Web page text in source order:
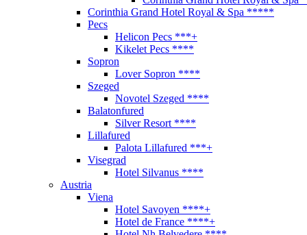
Corinthia Grand Hotel Royal & Spa *****
Pecs
Helicon Pecs ***+
Kikelet Pecs ****
Sopron
Lover Sopron ****
Szeged
Novotel Szeged ****
Balatonfured
Silver Resort ****
Lillafured
Palota Lillafured ***+
Visegrad
Hotel Silvanus ****
Austria
Viena
Hotel Savoyen ****+
Hotel de France ****+